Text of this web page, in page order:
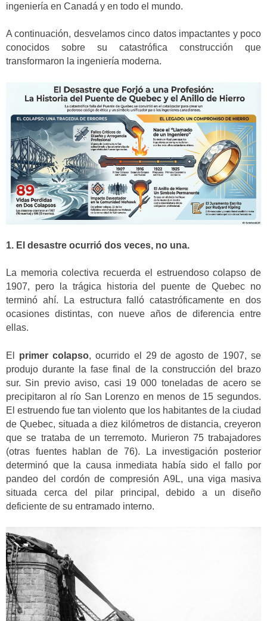
ingeniería en Canadá y en todo el mundo.
A continuación, desvelamos cinco datos impactantes y poco
conocidos sobre su catastrófica construcción que
transformaron la ingeniería moderna.
1. El desastre ocurrió dos veces, no una.
La memoria colectiva recuerda el estruendoso colapso de
1907, pero la trágica historia del puente de Quebec no
terminó ahí. La estructura falló catastróficamente en dos
ocasiones distintas, con nueve años de diferencia entre
ellas.
El primer colapso, ocurrido el 29 de agosto de 1907, se
produjo durante la fase final de la construcción del brazo
sur. Sin previo aviso, casi 19 000 toneladas de acero se
precipitaron al río San Lorenzo en menos de 15 segundos.
El estruendo fue tan violento que los habitantes de la ciudad
de Quebec, situada a diez kilómetros de distancia, creyeron
que se trataba de un terremoto. Murieron 75 trabajadores
(otras fuentes hablan de 76). La investigación posterior
determinó que la causa inmediata había sido el fallo por
pandeo del cordón de compresión A9L, una viga masiva
situada cerca del pilar principal, debido a un diseño
deficiente de su entramado interno.